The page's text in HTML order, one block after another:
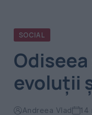
SOCIAL
evoluții
Andreea Vlad 14